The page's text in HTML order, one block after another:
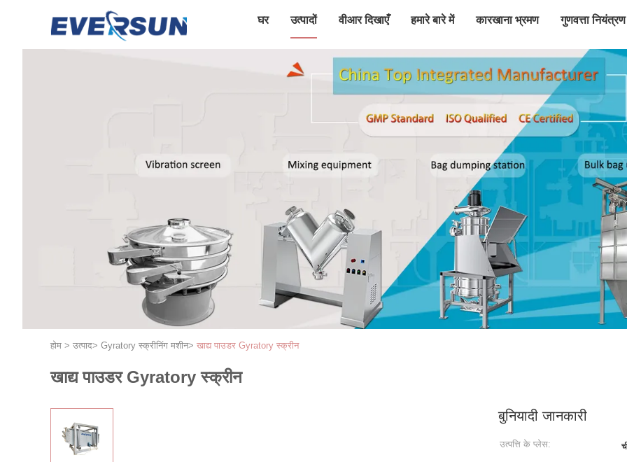
घर उत्पादों वीआर दिखाएँ हमारे बारे में कारखाना भ्रमण गुणवत्ता नियंत्रण
होम > उत्पाद> Gyratory स्क्रीनिंग मशीन> खाद्य पाउडर Gyratory स्क्रीन
खाद्य पाउडर Gyratory स्क्रीन
बुनियादी जानकारी
उत्पत्ति के प्लेस: